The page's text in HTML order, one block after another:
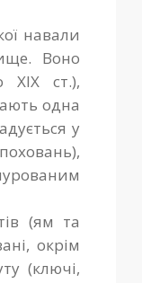
навали
Воно
ХІХ ст.),
одна
у
(ям та
окрім
(ключі,